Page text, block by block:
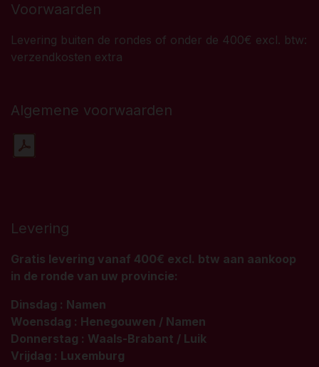
Voorwaarden
Levering buiten de rondes of onder de 400€ excl. btw:
verzendkosten extra
Algemene voorwaarden
Levering
Gratis levering vanaf 400€ excl. btw aan aankoop
in de ronde van uw provincie:
Dinsdag : Namen
Woensdag : Henegouwen / Namen
Donnerstag : Waals-Brabant / Luik
Vrijdag : Luxemburg